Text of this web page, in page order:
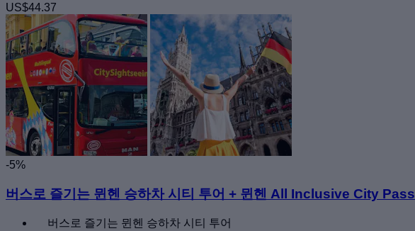
US$44.37
-5%
버스로 즐기는 뮌헨 승하차 시티 투어 + 뮌헨 All Inclusive City Pass
버스로 즐기는 뮌헨 승하차 시티 투어